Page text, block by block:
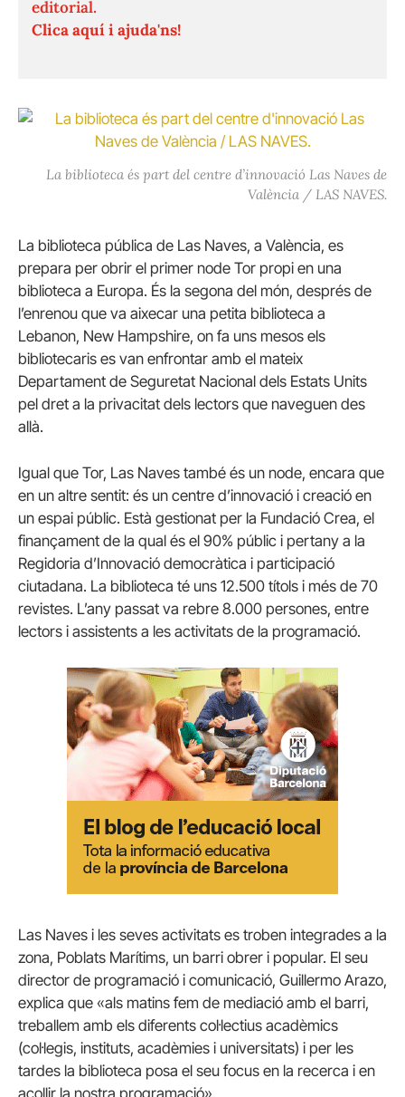
editorial.
Clica aquí i ajuda'ns!
La biblioteca és part del centre d’innovació Las Naves de
València / LAS NAVES.
La biblioteca pública de Las Naves, a València, es
prepara per obrir el primer node Tor propi en una
biblioteca a Europa. És la segona del món, després de
l’enrenou que va aixecar una petita biblioteca a
Lebanon, New Hampshire, on fa uns mesos els
bibliotecaris es van enfrontar amb el mateix
Departament de Seguretat Nacional dels Estats Units
pel dret a la privacitat dels lectors que naveguen des
allà.
Igual que Tor, Las Naves també és un node, encara que
en un altre sentit: és un centre d’innovació i creació en
un espai públic. Està gestionat per la Fundació Crea, el
finançament de la qual és el 90% públic i pertany a la
Regidoria d’Innovació democràtica i participació
ciutadana. La biblioteca té uns 12.500 títols i més de 70
revistes. L’any passat va rebre 8.000 persones, entre
lectors i assistents a les activitats de la programació.
Las Naves i les seves activitats es troben integrades a la
zona, Poblats Marítims, un barri obrer i popular. El seu
director de programació i comunicació, Guillermo Arazo,
explica que «als matins fem de mediació amb el barri,
treballem amb els diferents col·lectius acadèmics
(col·legis, instituts, acadèmies i universitats) i per les
tardes la biblioteca posa el seu focus en la recerca i en
acollir la nostra programació».